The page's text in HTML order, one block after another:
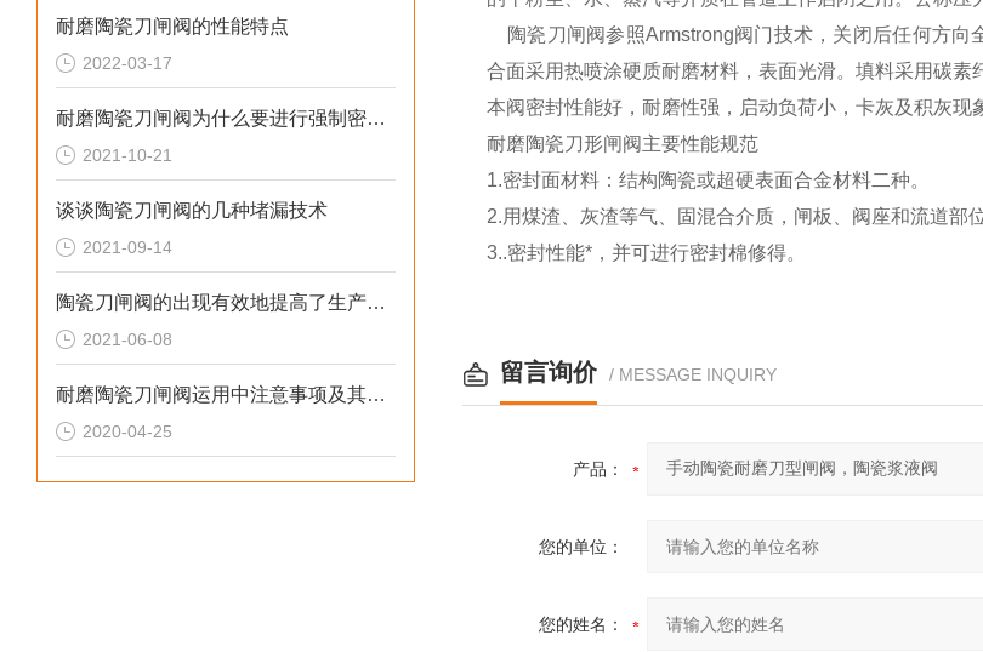
耐磨陶瓷刀闸阀的性能特点
2022-03-17
耐磨陶瓷刀闸阀为什么要进行强制密封呢?
2021-10-21
谈谈陶瓷刀闸阀的几种堵漏技术
2021-09-14
陶瓷刀闸阀的出现有效地提高了生产效率
2021-06-08
耐磨陶瓷刀闸阀运用中注意事项及其特点
2020-04-25
陶瓷刀闸阀参照Armstrong阀门技术，关闭后任何方向
合面采用热喷涂硬质耐磨材料，表面光滑。填料采用碳素
本阀密封性能好，耐磨性强，启动负荷小，卡灰及积灰现
耐磨陶瓷刀形闸阀主要性能规范
1.密封面材料：结构陶瓷或超硬表面合金材料二种。
2.用煤渣、灰渣等气、固混合介质，闸板、阀座和流道部
3..密封性能*，并可进行密封棉修得。
留言询价 / MESSAGE INQUIRY
产品：
您的单位：
您的姓名：